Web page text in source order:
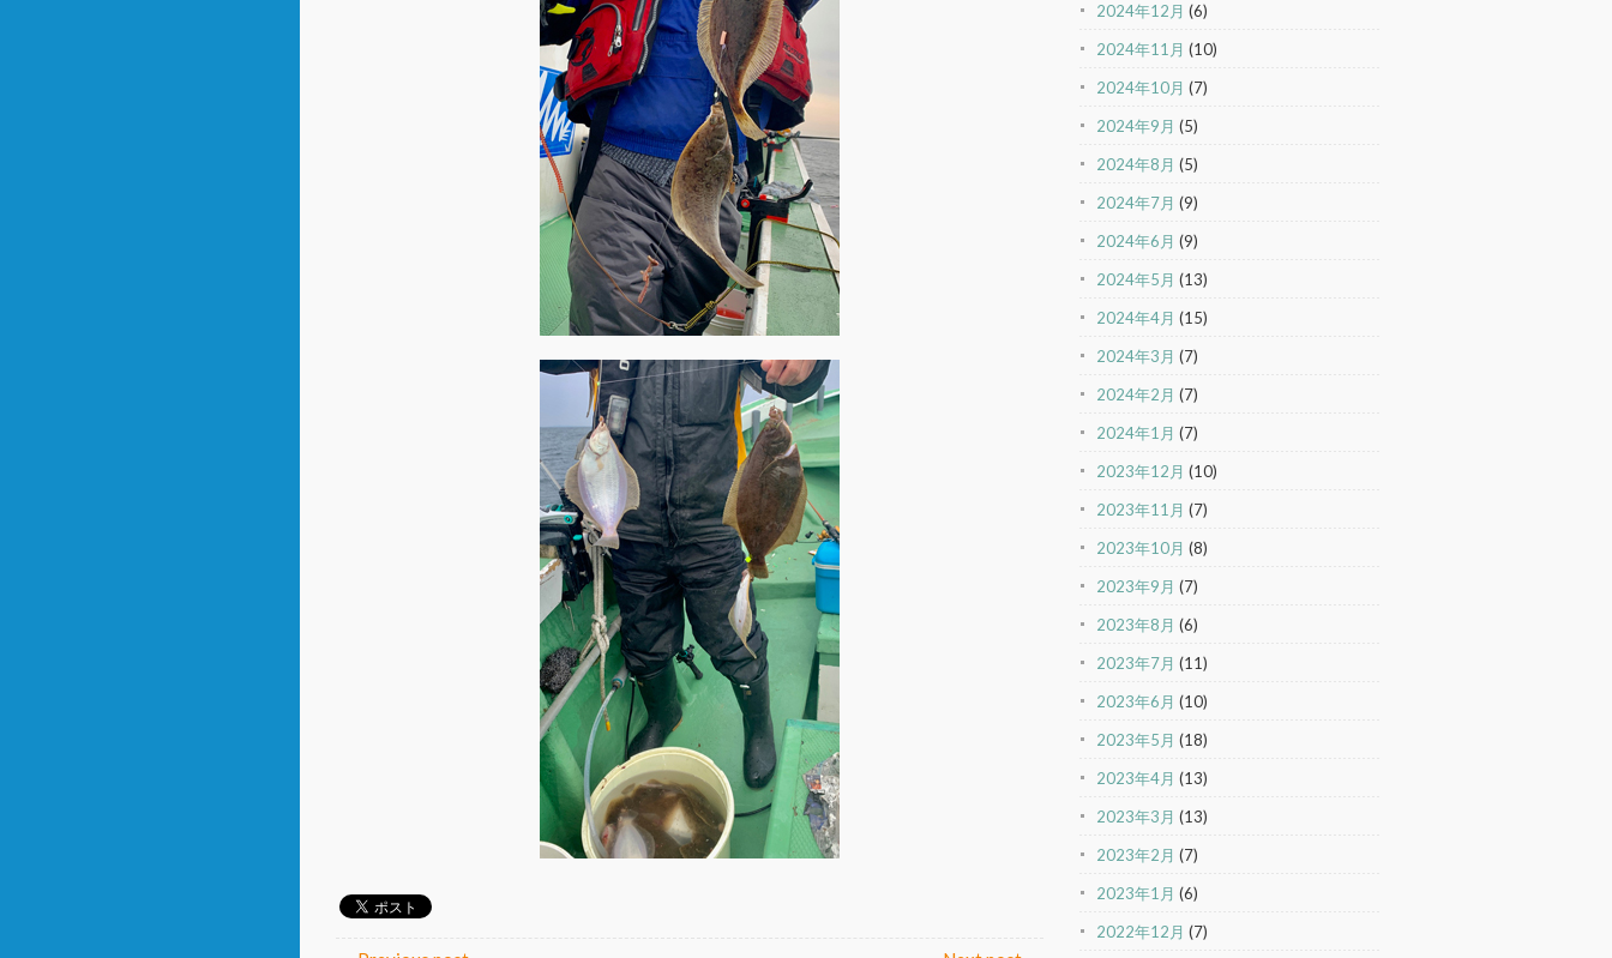
2024年12月 (6)
2024年11月 (10)
2024年10月 (7)
2024年9月 (5)
2024年8月 (5)
2024年7月 (9)
2024年6月 (9)
2024年5月 (13)
2024年4月 (15)
2024年3月 (7)
2024年2月 (7)
2024年1月 (7)
2023年12月 (10)
2023年11月 (7)
2023年10月 (8)
2023年9月 (7)
2023年8月 (6)
2023年7月 (11)
2023年6月 (10)
2023年5月 (18)
2023年4月 (13)
2023年3月 (13)
2023年2月 (7)
2023年1月 (6)
2022年12月 (7)